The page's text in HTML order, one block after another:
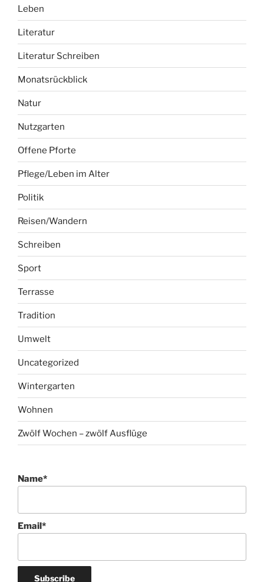
Leben
Literatur
Literatur Schreiben
Monatsrückblick
Natur
Nutzgarten
Offene Pforte
Pflege/Leben im Alter
Politik
Reisen/Wandern
Schreiben
Sport
Terrasse
Tradition
Umwelt
Uncategorized
Wintergarten
Wohnen
Zwölf Wochen – zwölf Ausflüge
Name*
Email*